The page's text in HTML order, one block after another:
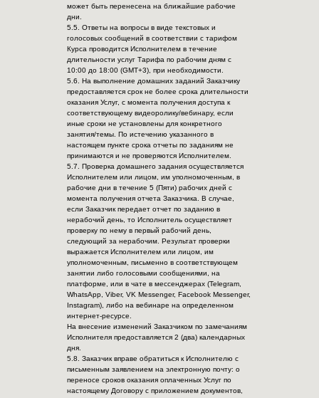
может быть перенесена на ближайшие рабочие
дни.
5.5. Ответы на вопросы в виде текстовых и
голосовых сообщений в соответствии с тарифом
Курса проводится Исполнителем в течение
длительности услуг Тарифа по рабочим дням с
10:00 до 18:00 (GMT+3), при необходимости.
5.6. На выполнение домашних заданий Заказчику
предоставляется срок не более срока длительности
оказания Услуг, с момента получения доступа к
соответствующему видеоролику/вебинару, если
иные сроки не установлены для конкретного
занятия/темы. По истечению указанного в
настоящем пункте срока отчеты по заданиям не
принимаются и не проверяются Исполнителем.
5.7. Проверка домашнего задания осуществляется
Исполнителем или лицом, им уполномоченным, в
рабочие дни в течение 5 (Пяти) рабочих дней с
момента получения отчета Заказчика. В случае,
если Заказчик передает отчет по заданию в
нерабочий день, то Исполнитель осуществляет
проверку по нему в первый рабочий день,
следующий за нерабочим. Результат проверки
выражается Исполнителем или лицом, им
уполномоченным, письменно в соответствующем
занятии либо голосовыми сообщениями, на
платформе, или в чате в мессенджерах (Telegram,
WhatsApp, Viber, VK Messenger, Facebook Messenger,
Instagram), либо на вебинаре на определенном
интернет-ресурсе.
На внесение изменений Заказчиком по замечаниям
Исполнителя предоставляется 2 (два) календарных
дня.
5.8. Заказчик вправе обратиться к Исполнителю с
письменным заявлением на электронную почту: о
переносе сроков оказания оплаченных Услуг по
настоящему Договору с приложением документов,